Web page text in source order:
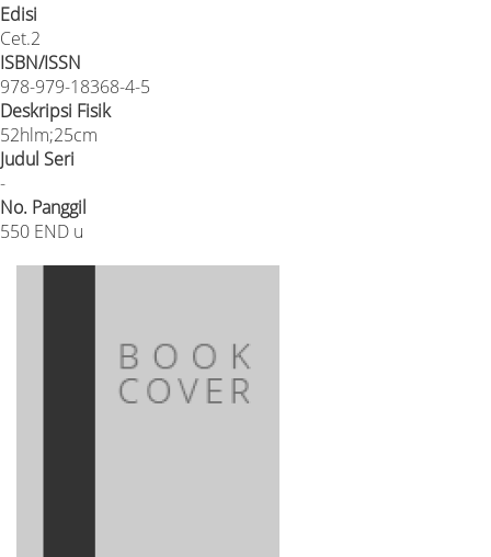
Edisi
Cet.2
ISBN/ISSN
978-979-18368-4-5
Deskripsi Fisik
52hlm;25cm
Judul Seri
-
No. Panggil
550 END u